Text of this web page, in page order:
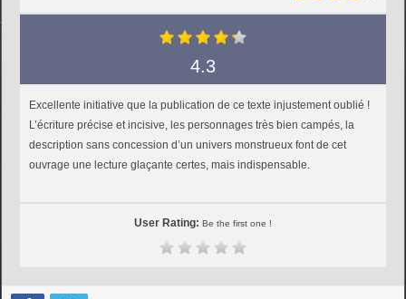
4.3
Excellente initiative que la publication de ce texte injustement oublié !
L’écriture précise et incisive, les personnages très bien campés, la
description sans concession d’un univers monstrueux font de cet
ouvrage une lecture glaçante certes, mais indispensable.
User Rating: Be the first one !